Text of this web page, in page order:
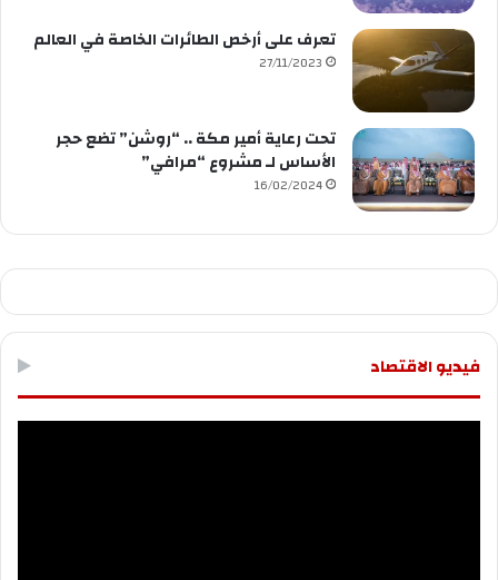
تعرف على أرخص الطائرات الخاصة في العالم
27/11/2023
تحت رعاية أمير مكة .. “روشن” تضع حجر
الأساس لـ مشروع “مرافي”
16/02/2024
فيديو الاقتصاد